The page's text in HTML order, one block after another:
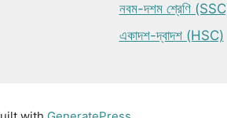
নবম-দশম শ্রেণি
একাদশ-দ্বাদশ (HSC)